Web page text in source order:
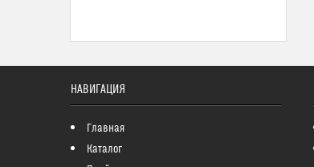
НАВИГАЦИЯ
Главная
Каталог